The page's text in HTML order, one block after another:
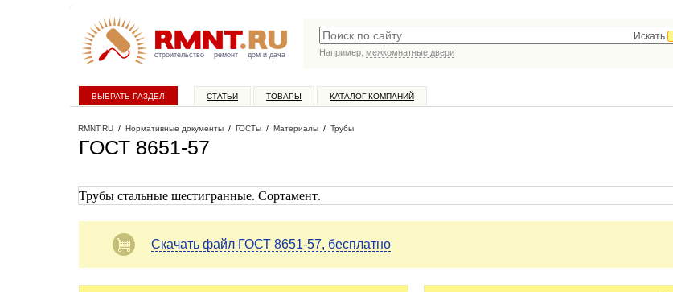
строительство ремонт дом и дача
Искать
Например, межкомнатные двери
ВЫБРАТЬ РАЗДЕЛ СТАТЬИ ТОВАРЫ КАТАЛОГ КОМПАНИЙ
RMNT.RU / Нормативные документы / ГОСТы / Материалы / Трубы
ГОСТ 8651-57
Трубы стальные шестигранные. Сортамент.
Скачать файл ГОСТ 8651-57, бесплатно